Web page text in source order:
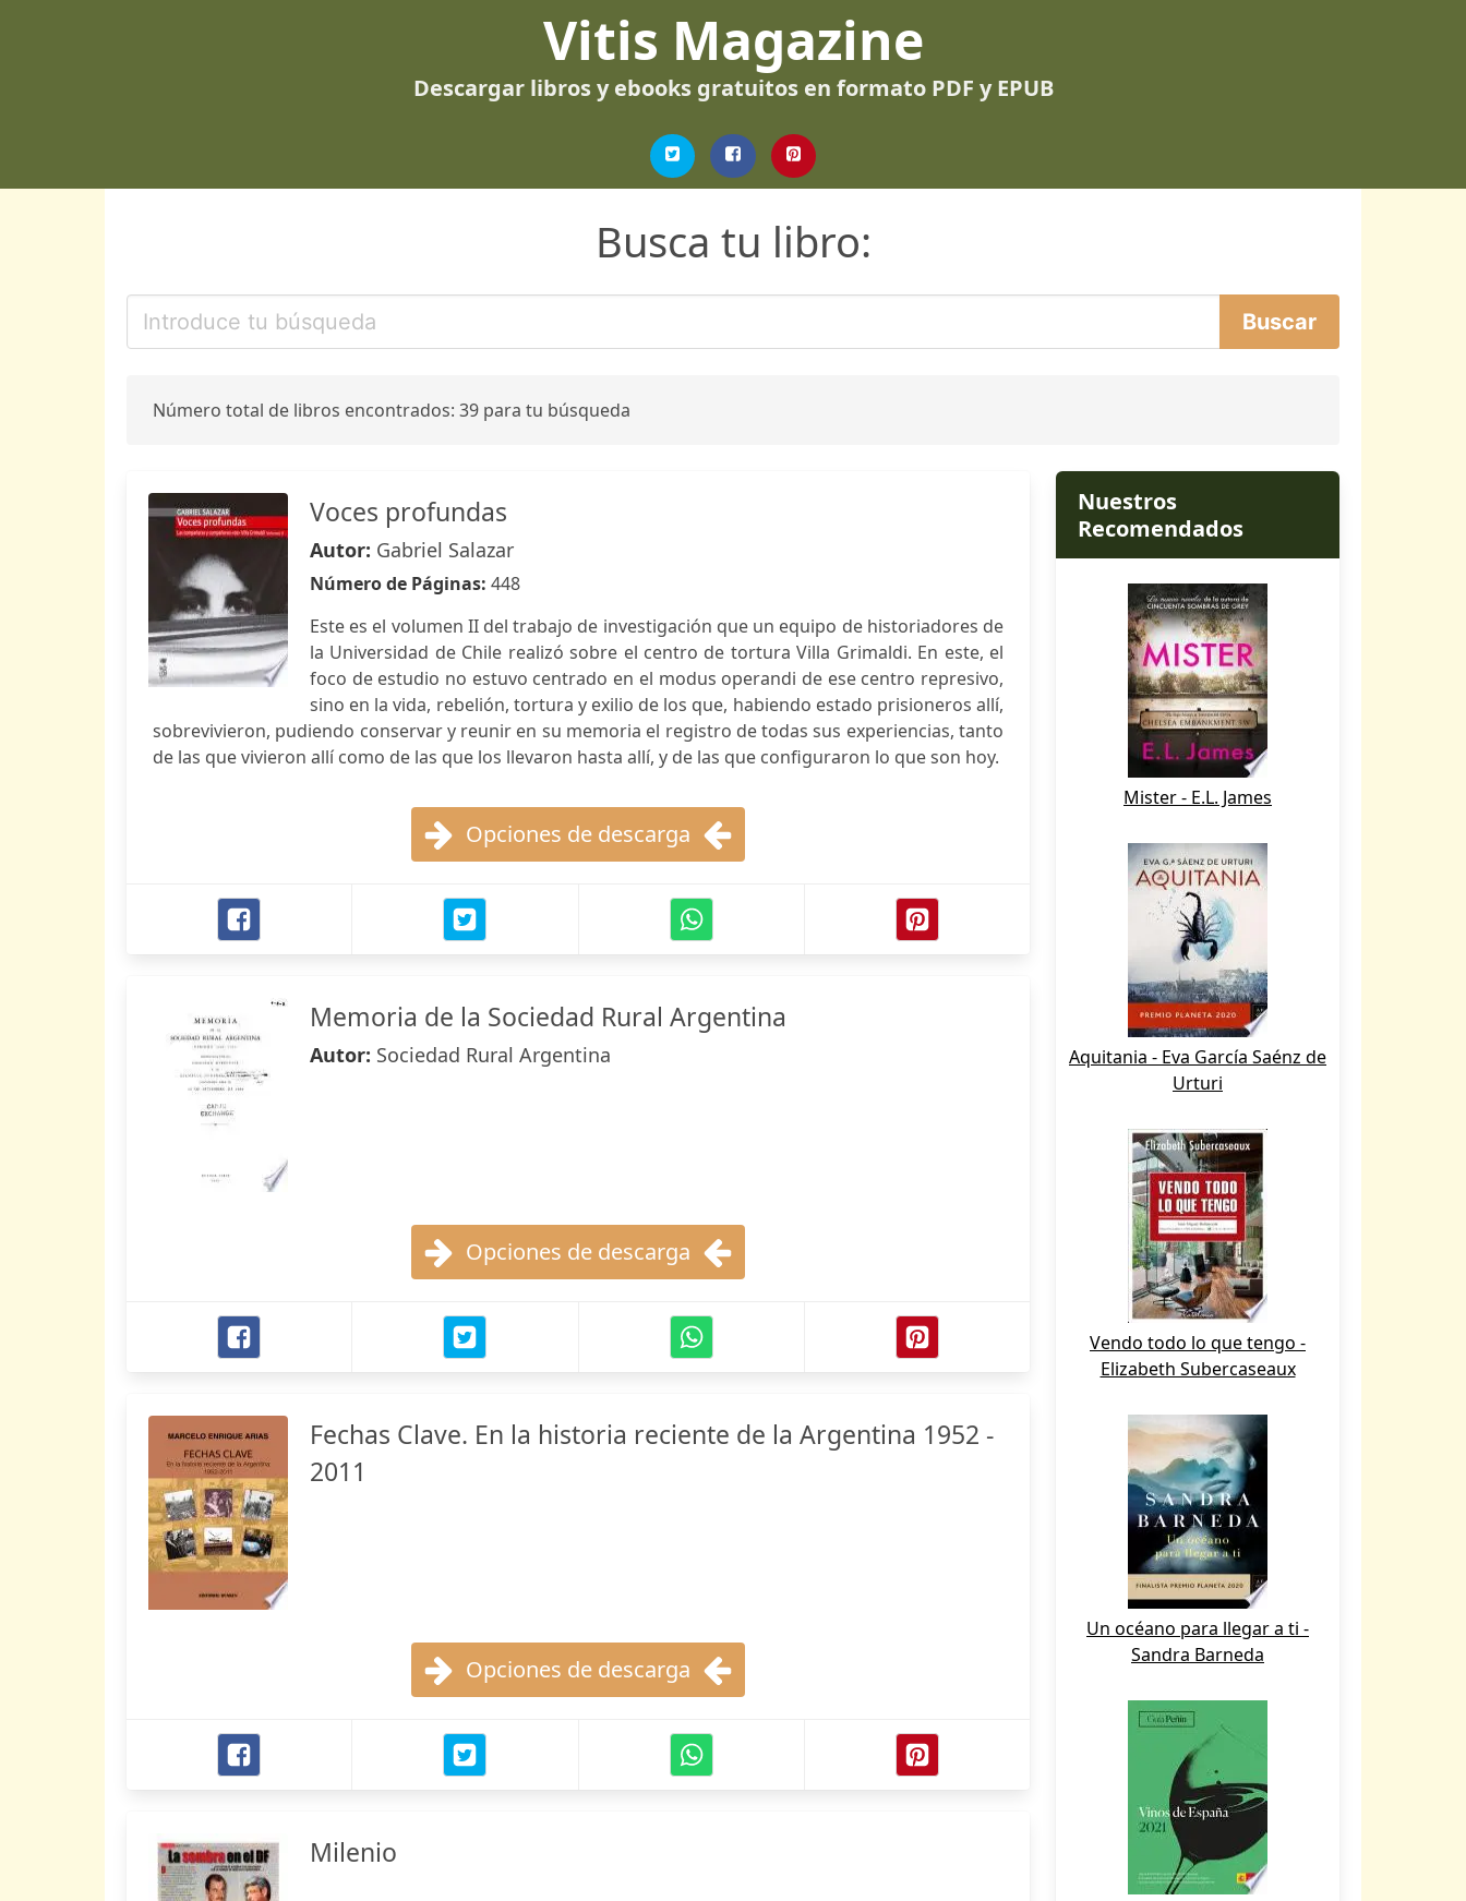
Vitis Magazine
Descargar libros y ebooks gratuitos en formato PDF y EPUB
Busca tu libro:
Número total de libros encontrados: 39 para tu búsqueda
Voces profundas
Autor: Gabriel Salazar
Número de Páginas: 448
Este es el volumen II del trabajo de investigación que un equipo de historiadores de
la Universidad de Chile realizó sobre el centro de tortura Villa Grimaldi. En este, el
foco de estudio no estuvo centrado en el modus operandi de ese centro represivo,
sino en la vida, rebelión, tortura y exilio de los que, habiendo estado prisioneros allí,
sobrevivieron, pudiendo conservar y reunir en su memoria el registro de todas sus experiencias, tanto
de las que vivieron allí como de las que los llevaron hasta allí, y de las que configuraron lo que son hoy.
Opciones de descarga
Memoria de la Sociedad Rural Argentina
Autor: Sociedad Rural Argentina
Opciones de descarga
Fechas Clave. En la historia reciente de la Argentina 1952 -
2011
Opciones de descarga
Milenio
Nuestros
Recomendados
Mister - E.L. James
Aquitania - Eva García Saénz de
Urturi
Vendo todo lo que tengo -
Elizabeth Subercaseaux
Un océano para llegar a ti -
Sandra Barneda